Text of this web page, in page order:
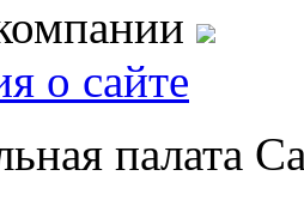
о сайте
палата